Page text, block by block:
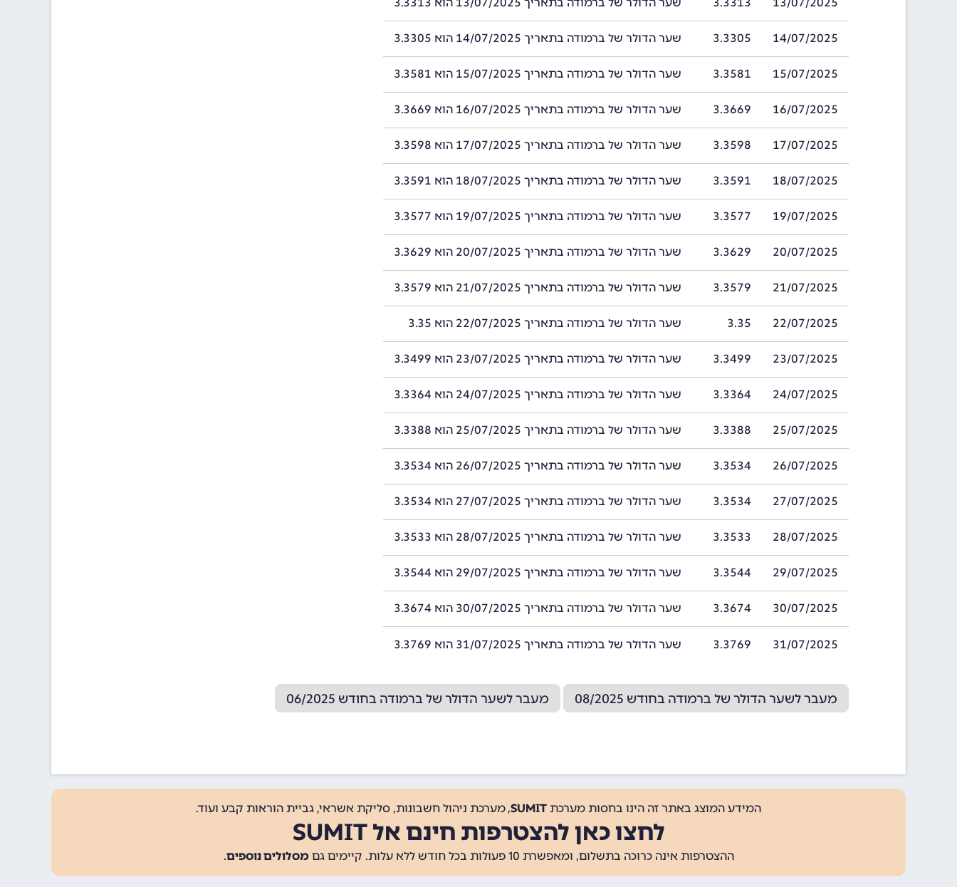
14/07/2025
3.3305 שער הדולר של ברמודה בתאריך 14/07/2025 הוא 3.3305
15/07/2025
3.3581 שער הדולר של ברמודה בתאריך 15/07/2025 הוא 3.3581
16/07/2025
3.3669 שער הדולר של ברמודה בתאריך 16/07/2025 הוא 3.3669
17/07/2025
3.3598 שער הדולר של ברמודה בתאריך 17/07/2025 הוא 3.3598
18/07/2025
3.3591 שער הדולר של ברמודה בתאריך 18/07/2025 הוא 3.3591
19/07/2025
3.3577 שער הדולר של ברמודה בתאריך 19/07/2025 הוא 3.3577
20/07/2025
3.3629 שער הדולר של ברמודה בתאריך 20/07/2025 הוא 3.3629
21/07/2025
3.3579 שער הדולר של ברמודה בתאריך 21/07/2025 הוא 3.3579
22/07/2025
3.35 שער הדולר של ברמודה בתאריך 22/07/2025 הוא 3.35
23/07/2025
3.3499 שער הדולר של ברמודה בתאריך 23/07/2025 הוא 3.3499
24/07/2025
3.3364 שער הדולר של ברמודה בתאריך 24/07/2025 הוא 3.3364
25/07/2025
3.3388 שער הדולר של ברמודה בתאריך 25/07/2025 הוא 3.3388
26/07/2025
3.3534 שער הדולר של ברמודה בתאריך 26/07/2025 הוא 3.3534
27/07/2025
3.3534 שער הדולר של ברמודה בתאריך 27/07/2025 הוא 3.3534
28/07/2025
3.3533 שער הדולר של ברמודה בתאריך 28/07/2025 הוא 3.3533
29/07/2025
3.3544 שער הדולר של ברמודה בתאריך 29/07/2025 הוא 3.3544
30/07/2025
3.3674 שער הדולר של ברמודה בתאריך 30/07/2025 הוא 3.3674
31/07/2025
3.3769 שער הדולר של ברמודה בתאריך 31/07/2025 הוא 3.3769
מעבר לשער הדולר של ברמודה בחודש 08/2025 מעבר לשער הדולר של ברמודה בחודש 06/2025
המידע המוצג באתר זה הינו בחסות מערכת SUMIT, מערכת ניהול חשבונות, סליקת אשראי, גביית הוראות קבע ועוד.
לחצו כאן להצטרפות חינם אל SUMIT
ההצטרפות אינה כרוכה בתשלום, ומאפשרת 10 פעולות בכל חודש ללא עלות. קיימים גם מסלולים נוספים.